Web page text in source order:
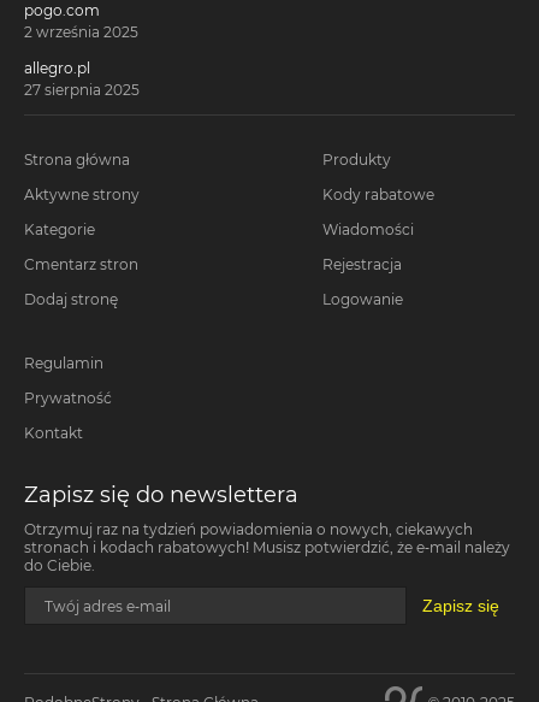
pogo.com
2 września 2025
allegro.pl
27 sierpnia 2025
Strona główna
Aktywne strony
Kategorie
Cmentarz stron
Dodaj stronę
Produkty
Kody rabatowe
Wiadomości
Rejestracja
Logowanie
Regulamin
Prywatność
Kontakt
Zapisz się do newslettera
Otrzymuj raz na tydzień powiadomienia o nowych, ciekawych
stronach i kodach rabatowych! Musisz potwierdzić, że e-mail należy
do Ciebie.
Twój adres e-mail Zapisz się